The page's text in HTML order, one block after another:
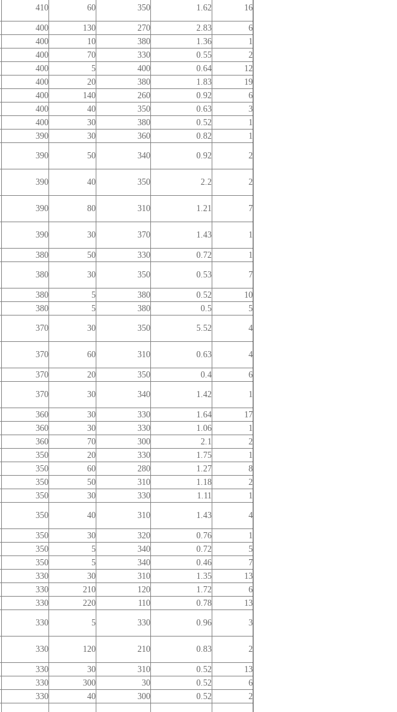
410 60 350 1.62 16
400 130 270 2.83
6
400 10 380 1.36
1
400 70 330 0.55
2
400 5 400 0.64
12
400 20 380 1.83
19
400 140 260 0.92
6
400 40 350 0.63
3
400 30 380 0.52
1
390 30 360 0.82 1
390 50 340 0.92 2
390 40 350 2.2 2
390 80 310 1.21 7
390 30 370 1.43 1
380 50 330 0.72 1
380 30 350 0.53 7
380 5 380 0.52
10
380 5 380 0.5 5
370 30 350 5.52 4
370 60 310 0.63 4
370 20 350 0.4 6
370 30 340 1.42 1
360 30 330 1.64
17
360 30 330 1.06
1
360 70 300 2.1
2
350 20 330 1.75
1
350 60 280 1.27
8
350 50 310 1.18
2
350 30 330 1.11 1
350 40 310 1.43 4
350 30 320 0.76
1
350 5 340 0.72
5
350 5 340 0.46
7
330 30 310 1.35
13
330 210 120 1.72
6
330 220 110 0.78 13
330 5 330 0.96 3
330 120 210 0.83 2
330 30 310 0.52
13
330 300 30 0.52
6
330 40 300 0.52 2